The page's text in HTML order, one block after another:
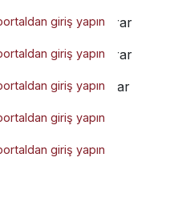
giriş yapın
0100 (MDMY).rar
giriş yapın
0200 (MDMY).rar
giriş yapın
0400 (MDMY).rar
giriş yapın
(MDMY).glb
giriş yapın